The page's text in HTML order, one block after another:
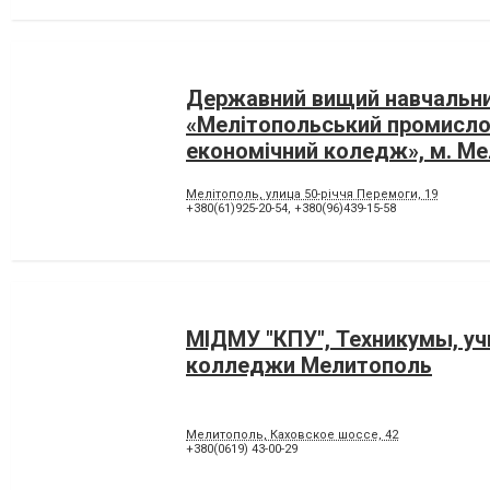
Державний вищий
«Мелітопольський
економічний коледж», м.
Мелітополь, улица 50-річчя Перемоги, 19
+380(61)925-20-54, +380(96)439-15-58
MІДМУ "КПУ", Техникумы,
колледжи Мелитополь
Мелитополь, Каховское шоссе, 42
+380(0619) 43-00-29